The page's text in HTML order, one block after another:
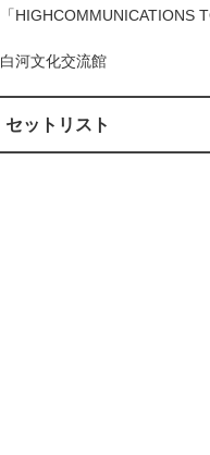
「HIGHCOMMUNICATIONS
白河文化交流館
セットリスト